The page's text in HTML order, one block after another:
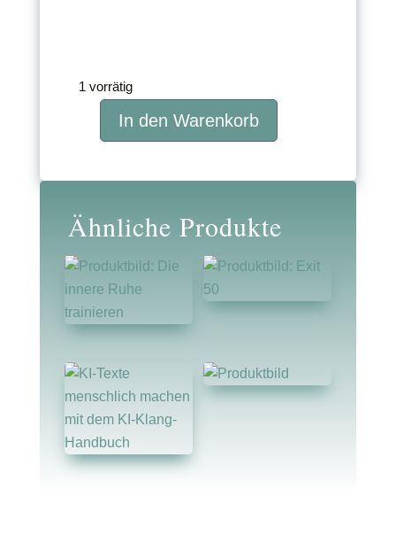
1 vorrätig
Einsteiger
In den Warenkorb
Ähnliche Produkte